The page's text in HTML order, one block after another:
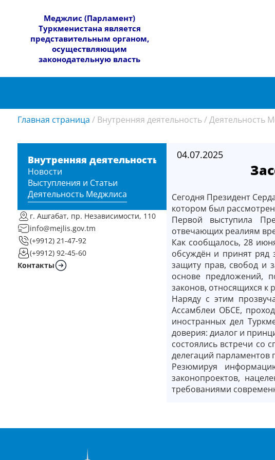
​Меджлис (Парламент)
Туркменистана является
представительным органом,
осуществляющим
законодательную власть
Главная страница / Внутренняя деятельность /Деятельность
Внутренняя деятельность
Новости
Выступления и Статьи
Деятельность Меджлиса
г. Ашгабат, пр. Независимости, 110
info@mejlis.gov.tm
(+9912) 21-47-92
(+9912) 92-45-60
Контакты
04.07.2025
Сегодня Президент
котором был
Первой выступила
отвечающих реалиям
Как сообщалось, 28
обсуждён и принят ряд
защиту прав, свобод и
основе предложений,
законов, относящихся к
Наряду с этим
Ассамблеи ОБСЕ,
иностранных дел
доверия: диалог и
состоялись встречи со
делегаций парламентов
Резюмируя
законопроектов,
требованиями